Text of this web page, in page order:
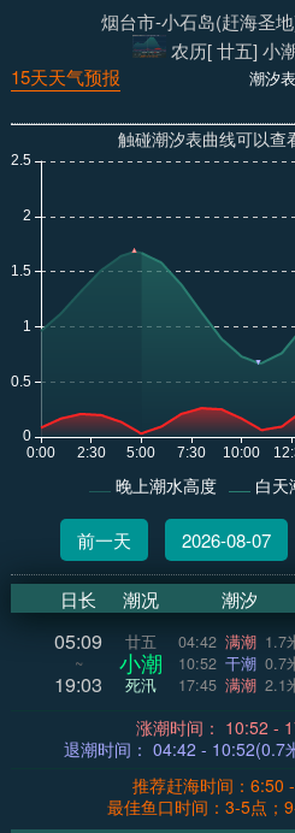
烟台市-小石岛(赶海圣
农历[ 廿五] 小
潮汐
15天天气预报
触碰潮汐表曲线可以查
晚上潮水高度 白天
前一天 2026-08-07
日长 潮况 潮汐
05:09
~
19:03
廿五
小潮
死汛
04:42 满潮 1.7
10:52 干潮 0.7
17:45 满潮 2.1
涨潮时间：
退潮时间： 04:42 -
推荐赶海时间：6:50
最佳鱼口时间：3-5点；